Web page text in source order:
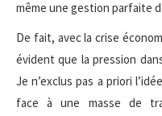
même une gestion parfaite
De fait, avec la crise
évident que la pression
Je n’exclus pas a priori
face à une masse de